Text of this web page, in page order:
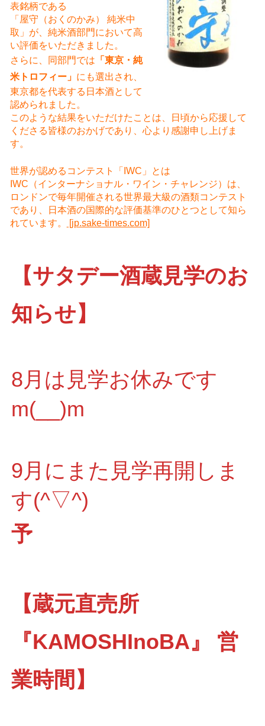
表銘柄である
「屋守（おくのかみ） 純米中
取」が、純米酒部門において高
い評価をいただきました。
さらに、同部門では 「東京・純
米トロフィー」 にも選出され、
東京都を代表する日本酒として
認められました。
このような結果をいただけたことは、日頃から応援して
くださる皆様のおかげであり、心より感謝申し上げま
す。
世界が認めるコンテスト「IWC」とは
IWC（インターナショナル・ワイン・チャレンジ）は、
ロンドンで毎年開催される世界最大級の酒類コンテスト
であり、日本酒の国際的な評価基準のひとつとして知ら
れています。
[jp.sake-times.com]
【サタデー酒蔵見学のお
知らせ】
8月は見学お休みです
m(__)m
9月にまた見学再開しま
す(^▽^)
予
【蔵元直売所
『KAMOSHInoBA』 営
業時間】